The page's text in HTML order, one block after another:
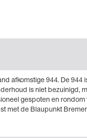
afkomstige 944. De 944
is niet bezuinigd,
gespoten en rondom
met de Blaupunkt